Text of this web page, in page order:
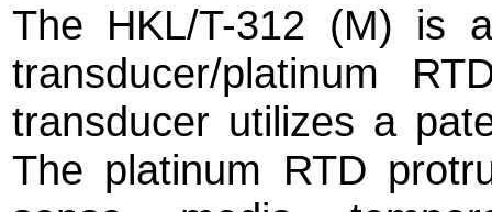
The HKL/T-312 (M) is
transducer/platinum
transducer utilizes a
The platinum RTD